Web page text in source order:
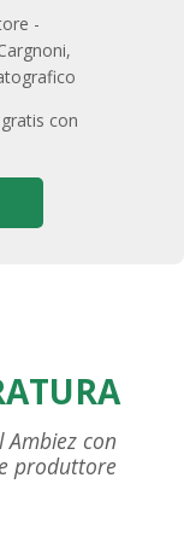
-
con
Ambiez con
produttore